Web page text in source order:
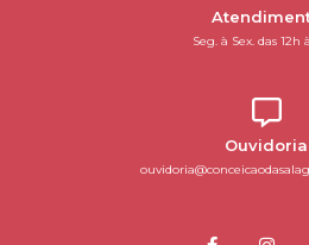
Seg. à Sex. das 12h
Ouvidoria